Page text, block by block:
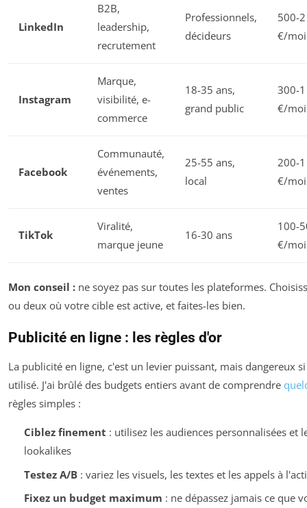
LinkedIn
B2B,
leadership,
recrutement
Professionnels,
décideurs
500-
€/
Instagram
Marque,
visibilité, e-
commerce
18-35 ans,
grand public
300-
€/
Facebook
Communauté,
événements,
ventes
25-55 ans,
local
200-
€/
TikTok
Viralité,
marque jeune
16-30 ans
100-
€/
Mon conseil : ne soyez pas sur toutes les plateformes.
ou deux où votre cible est active, et faites-les bien.
Publicité en ligne : les règles d'or
La publicité en ligne, c'est un levier puissant, mais dangereux
utilisé. J'ai brûlé des budgets entiers avant de comprendre
règles simples :
Ciblez finement : utilisez les audiences personnalisées et
lookalikes
Testez A/B: variez les visuels, les textes et les appels à
Fixez un budget maximum : ne dépassez jamais ce que